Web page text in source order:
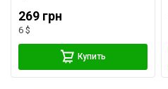
269 грн
6 $
Купить